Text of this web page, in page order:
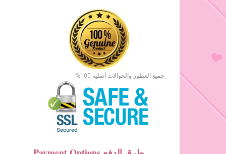
جميع العطور والجوالات أصلية 100%